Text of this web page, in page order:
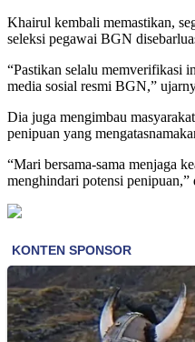
Khairul kembali memastikan,
seleksi pegawai BGN
“Pastikan selalu memverifikasi
media sosial resmi BGN,”
Dia juga mengimbau
penipuan yang
“Mari bersama-sama menjaga
menghindari potensi penipuan,”